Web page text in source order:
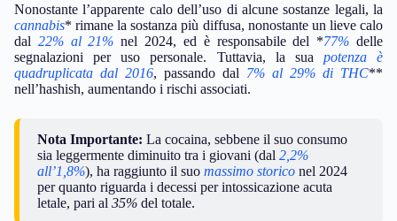
Nonostante l’apparente calo dell’uso di alcune sostanze legali, la
cannabis* rimane la sostanza più diffusa, nonostante un lieve calo
dal 22% al 21% nel 2024, ed è responsabile del *77% delle
segnalazioni per uso personale. Tuttavia, la sua potenza è
quadruplicata dal 2016, passando dal 7% al 29% di THC**
nell’hashish, aumentando i rischi associati.
Nota Importante: La cocaina, sebbene il suo consumo
sia leggermente diminuito tra i giovani (dal 2,2%
all’1,8%), ha raggiunto il suo massimo storiconel 2024
per quanto riguarda i decessi per intossicazione acuta
letale, pari al 35%del totale.